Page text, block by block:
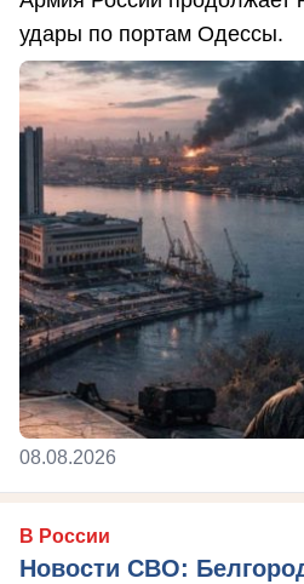
удары по портам Одессы.
08.08.2026
В России
Новости СВО: